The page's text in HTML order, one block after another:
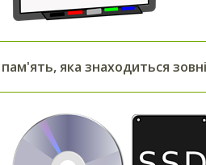
яка знаходиться